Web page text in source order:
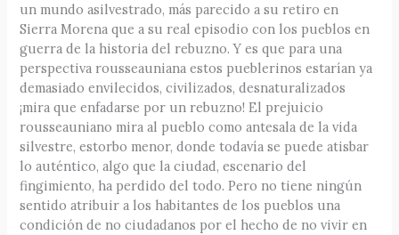
un mundo asilvestrado, más parecido a su retiro en
Sierra Morena que a su real episodio con los pueblos en
guerra de la historia del rebuzno. Y es que para una
perspectiva rousseauniana estos pueblerinos estarían ya
demasiado envilecidos, civilizados, desnaturalizados
¡mira que enfadarse por un rebuzno! El prejuicio
rousseauniano mira al pueblo como antesala de la vida
silvestre, estorbo menor, donde todavía se puede atisbar
lo auténtico, algo que la ciudad, escenario del
fingimiento, ha perdido del todo. Pero no tiene ningún
sentido atribuir a los habitantes de los pueblos una
condición de no ciudadanos por el hecho de no vivir en